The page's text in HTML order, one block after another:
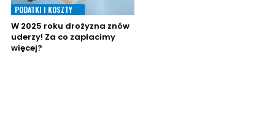
PODATKI I KOSZTY
W 2025 roku drożyzna znów
uderzy! Za co zapłacimy
więcej?